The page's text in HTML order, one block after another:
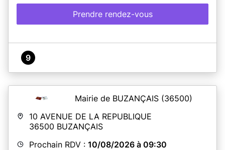
Prendre rendez-vous
9
Mairie de BUZANÇAIS (36500)
10 AVENUE DE LA REPUBLIQUE
36500 BUZANÇAIS
Prochain RDV : 10/08/2026 à 09:30